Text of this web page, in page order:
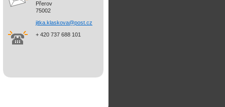
Přerov
75002
jitka.klaskova@post.cz
+ 420 737 688 101